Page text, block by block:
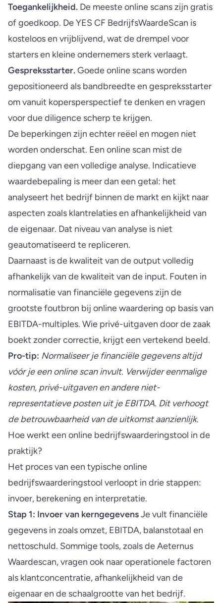
Toegankelijkheid. De meeste online scans zijn gratis
of goedkoop. De YES CF BedrijfsWaardeScan is
kosteloos en vrijblijvend, wat de drempel voor
starters en kleine ondernemers sterk verlaagt.
Gespreksstarter.Goede online scansworden
gepositioneerd als bandbreedte en gespreksstarter
om vanuit kopersperspectief te denken en vragen
voor due diligence scherp te krijgen.
De beperkingen zijn echter reëel en mogen niet
worden onderschat. Een online scan mist de
diepgang van een volledige analyse. Indicatieve
waardebepaling is meer dan een getal: het
analyseert het bedrijf binnen de markt en kijkt naar
aspecten zoals klantrelaties en afhankelijkheid van
de eigenaar. Dat niveau van analyse is niet
geautomatiseerd te repliceren.
Daarnaast is de kwaliteit van de output volledig
afhankelijk van de kwaliteit van de input. Fouten in
normalisatie van financiële gegevens zijn de
grootste foutbron bij online waardering op basis van
EBITDA-multiples. Wie privé-uitgaven door de zaak
boekt zonder correctie, krijgt een vertekend beeld.
Pro-tip: Normaliseer je financiële gegevens altijd
vóór je een online scan invult. Verwijder eenmalige
kosten, privé-uitgaven en andere niet-
representatieve posten uit je EBITDA. Dit verhoogt
de betrouwbaarheid van de uitkomst aanzienlijk.
Hoe werkt een online bedrijfswaarderingstool in de
praktijk?
Het proces van een typische online
bedrijfswaarderingstool verloopt in drie stappen:
invoer, berekening en interpretatie.
Stap 1: Invoer van kerngegevensJe vult financiële
gegevens in zoals omzet, EBITDA, balanstotaal en
nettoschuld. Sommige tools, zoals de Aeternus
Waardescan, vragen ook naar operationele factoren
als klantconcentratie, afhankelijkheid van de
eigenaar en de schaalgrootte van het bedrijf.